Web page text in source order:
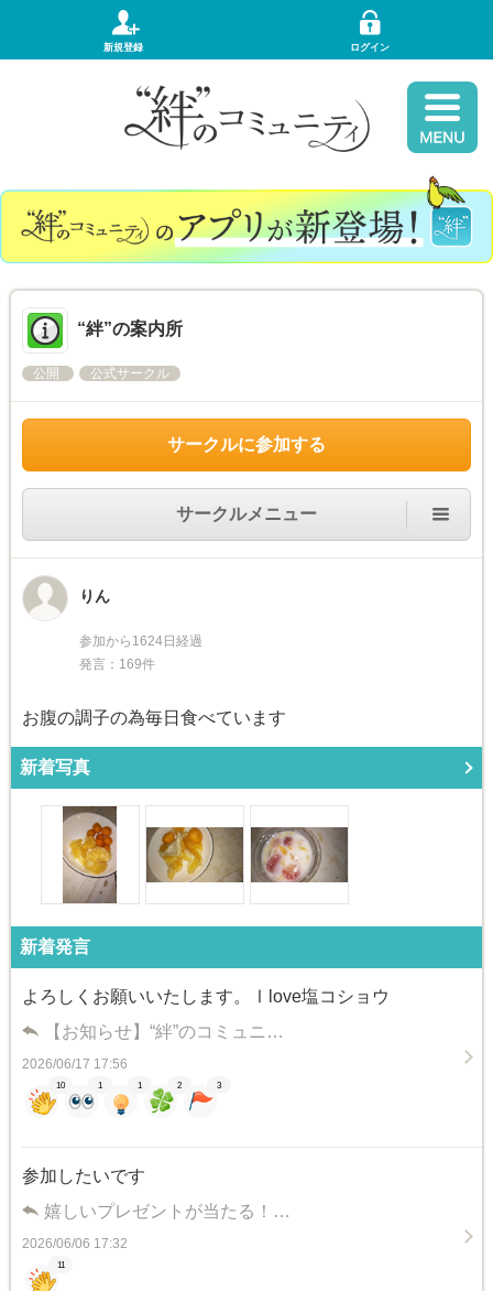
新規登録 ログイン
“絆”の案内所
公開 公式サークル
サークルに参加する
サークルメニュー
りん
参加から1624日経過
発言：169件
お腹の調子の為毎日食べています
新着写真
新着発言
よろしくお願いいたします。Ⅰlove塩コショウ
【お知らせ】“絆”のコミュニ…
2026/06/17 17:56
10 1 1 2 3
参加したいです
嬉しいプレゼントが当たる！…
2026/06/06 17:32
11